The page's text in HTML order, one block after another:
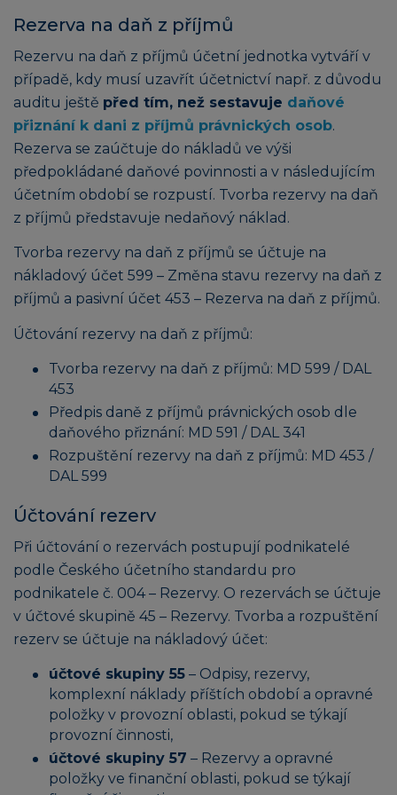
Rezerva na daň z příjmů
Rezervu na daň z příjmů účetní jednotka vytváří v
případě, kdy musí uzavřít účetnictví např. z důvodu
auditu ještě před tím, než sestavuje daňové
přiznání k dani z příjmů právnických osob.
Rezerva se zaúčtuje do nákladů ve výši
předpokládané daňové povinnosti a v následujícím
účetním období se rozpustí. Tvorba rezervy na daň
z příjmů představuje nedaňový náklad.
Tvorba rezervy na daň z příjmů se účtuje na
nákladový účet 599 – Změna stavu rezervy na daň z
příjmů a pasivní účet 453 – Rezerva na daň z příjmů.
Účtování rezervy na daň z příjmů:
Tvorba rezervy na daň z příjmů: MD 599 / DAL
453
Předpis daně z příjmů právnických osob dle
daňového přiznání: MD 591 / DAL 341
Rozpuštění rezervy na daň z příjmů: MD 453 /
DAL 599
Účtování rezerv
Při účtování o rezervách postupují podnikatelé
podle Českého účetního standardu pro
podnikatele č. 004 – Rezervy. O rezervách se účtuje
v účtové skupině 45 – Rezervy. Tvorba a rozpuštění
rezerv se účtuje na nákladový účet:
účtové skupiny 55 – Odpisy, rezervy,
komplexní náklady příštích období a opravné
položky v provozní oblasti, pokud se týkají
provozní činnosti,
účtové skupiny 57 – Rezervy a opravné
položky ve finanční oblasti, pokud se týkají